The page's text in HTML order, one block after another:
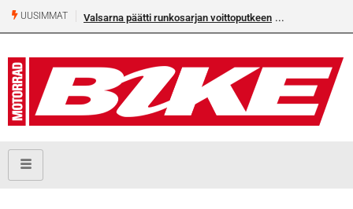
UUSIMMAT Valsarna päätti runkosarjan voittoputkeen